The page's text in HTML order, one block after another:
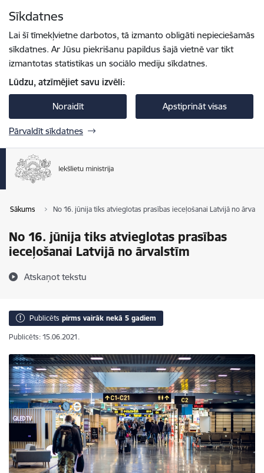
Sīkdatnes
Lai šī tīmekļvietne darbotos, tā izmanto obligāti nepieciešamās
sīkdatnes. Ar Jūsu piekrišanu papildus šajā vietnē var tikt
izmantotas statistikas un sociālo mediju sīkdatnes.
Lūdzu, atzīmējiet savu izvēli:
Noraidīt Apstiprināt visas
Pārvaldīt sīkdatnes
Sākums No 16. jūnija tiks atvieglotas prasības ieceļošanai Latvijā no
No 16. jūnija tiks atvieglotas prasības
ieceļošanai Latvijā no ārvalstīm
Atskaņot tekstu
Publicēts pirms vairāk nekā 5 gadiem
Publicēts: 15.06.2021.